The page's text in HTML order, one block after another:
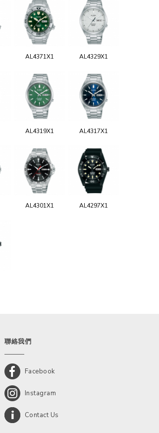
AL4371X1 AL4329X1
AL4319X1 AL4317X1
AL4301X1 AL4297X1
聯絡我們
Facebook
Instagram
Contact Us